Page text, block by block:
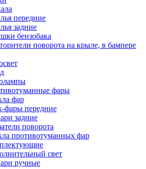
передние
задние
бензобака
поворота на крыле, в бампере
фары
фар
фары передние
задние
поворота
противотуманных фар
свет
ручные